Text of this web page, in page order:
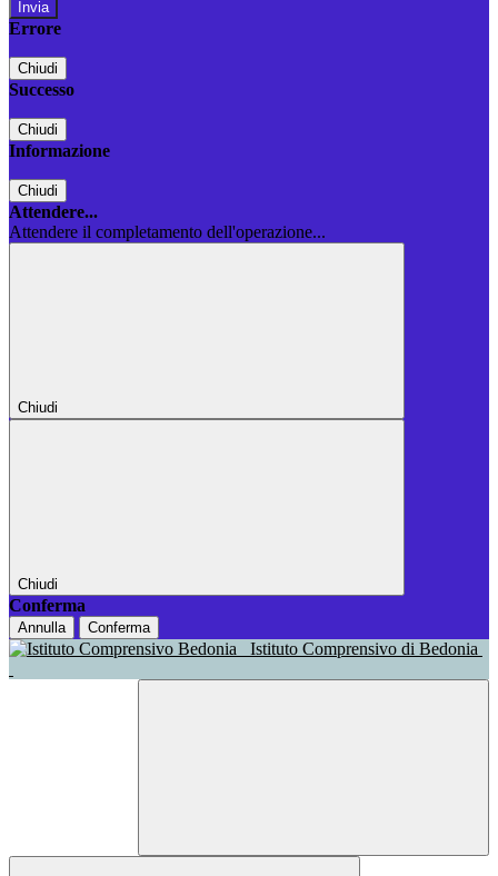
Errore
Chiudi
Successo
Chiudi
Informazione
Chiudi
Attendere...
Attendere il completamento dell'operazione...
Chiudi
Chiudi
Conferma
Annulla Conferma
Istituto Comprensivo di Bedonia